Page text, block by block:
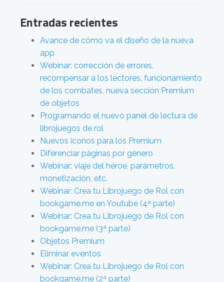
Entradas recientes
Avance de cómo va el diseño de la nueva
app
Webinar: corrección de errores,
recompensar a los lectores, funcionamiento
de los combates, nueva sección Premium
de objetos
Programando el nuevo panel de lectura de
librojuegos de rol
Nuevos iconos para los Premium
Diferenciar páginas por género
Webinar: viaje del héroe, parámetros,
monetización, etc.
Webinar: Crea tu Librojuego de Rol con
bookgame.me en Youtube (4ª parte)
Webinar: Crea tu Librojuego de Rol con
bookgame.me (3ª parte)
Objetos Premium
Eliminar eventos
Webinar: Crea tu Librojuego de Rol con
bookgame.me (2ª parte)